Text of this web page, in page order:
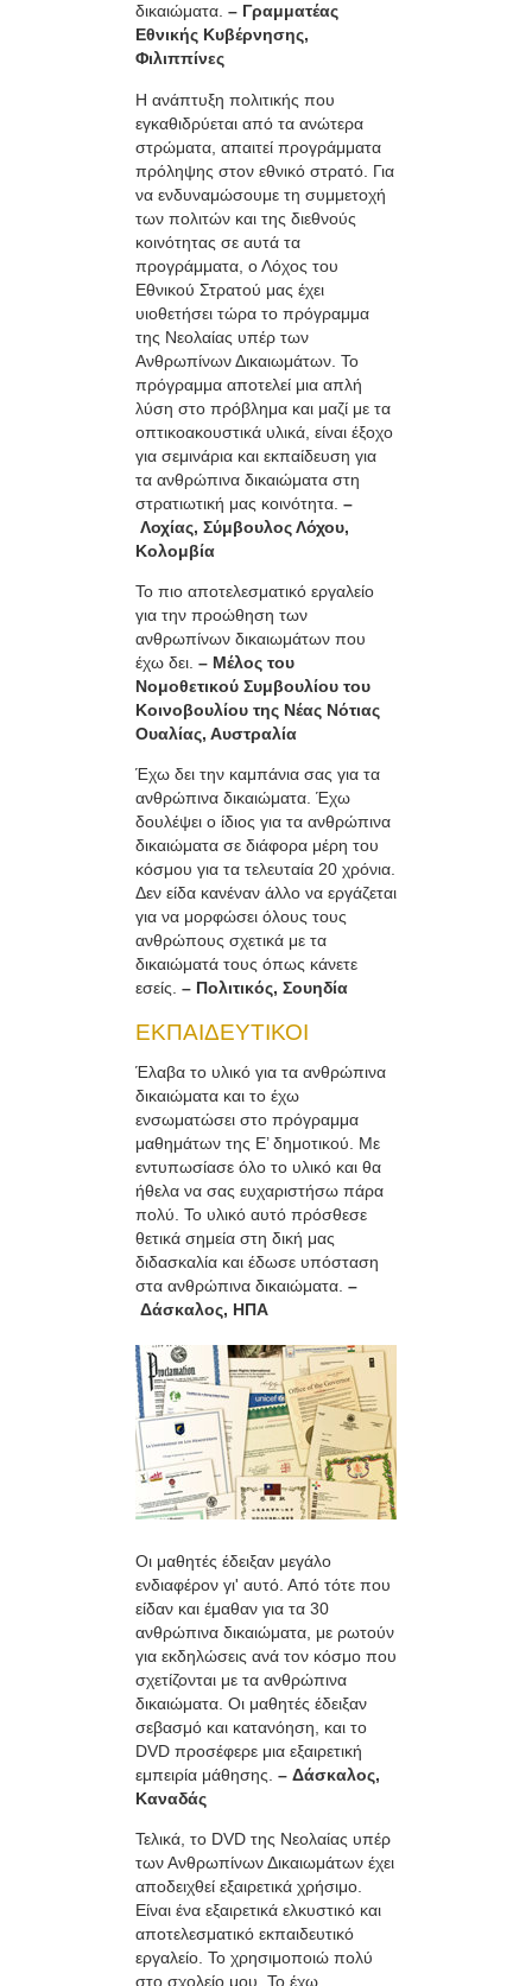
δικαιώματα. – Γραμματέας
Εθνικής Κυβέρνησης,
Φιλιππίνες
Η ανάπτυξη πολιτικής που
εγκαθιδρύεται από τα ανώτερα
στρώματα, απαιτεί προγράμματα
πρόληψης στον εθνικό στρατό. Για
να ενδυναμώσουμε τη συμμετοχή
των πολιτών και της διεθνούς
κοινότητας σε αυτά τα
προγράμματα, ο Λόχος του
Εθνικού Στρατού μας έχει
υιοθετήσει τώρα το πρόγραμμα
της Νεολαίας υπέρ των
Ανθρωπίνων Δικαιωμάτων. Το
πρόγραμμα αποτελεί μια απλή
λύση στο πρόβλημα και μαζί με τα
οπτικοακουστικά υλικά, είναι έξοχο
για σεμινάρια και εκπαίδευση για
τα ανθρώπινα δικαιώματα στη
στρατιωτική μας κοινότητα. –
Λοχίας, Σύμβουλος Λόχου,
Κολομβία
Το πιο αποτελεσματικό εργαλείο
για την προώθηση των
ανθρωπίνων δικαιωμάτων που
έχω δει. – Μέλος του
Νομοθετικού Συμβουλίου του
Κοινοβουλίου της Νέας Νότιας
Ουαλίας, Αυστραλία
Έχω δει την καμπάνια σας για τα
ανθρώπινα δικαιώματα. Έχω
δουλέψει ο ίδιος για τα ανθρώπινα
δικαιώματα σε διάφορα μέρη του
κόσμου για τα τελευταία 20 χρόνια.
Δεν είδα κανέναν άλλο να εργάζεται
για να μορφώσει όλους τους
ανθρώπους σχετικά με τα
δικαιώματά τους όπως κάνετε
εσείς. – Πολιτικός, Σουηδία
ΕΚΠΑΙΔΕΥΤΙΚΟΙ
Έλαβα το υλικό για τα ανθρώπινα
δικαιώματα και το έχω
ενσωματώσει στο πρόγραμμα
μαθημάτων της Ε’ δημοτικού. Με
εντυπωσίασε όλο το υλικό και θα
ήθελα να σας ευχαριστήσω πάρα
πολύ. Το υλικό αυτό πρόσθεσε
θετικά σημεία στη δική μας
διδασκαλία και έδωσε υπόσταση
στα ανθρώπινα δικαιώματα. –
Δάσκαλος, ΗΠΑ
Οι μαθητές έδειξαν μεγάλο
ενδιαφέρον γι' αυτό. Από τότε που
είδαν και έμαθαν για τα 30
ανθρώπινα δικαιώματα, με ρωτούν
για εκδηλώσεις ανά τον κόσμο που
σχετίζονται με τα ανθρώπινα
δικαιώματα. Οι μαθητές έδειξαν
σεβασμό και κατανόηση, και το
DVD προσέφερε μια εξαιρετική
εμπειρία μάθησης. – Δάσκαλος,
Καναδάς
Τελικά, το DVD της Νεολαίας υπέρ
των Ανθρωπίνων Δικαιωμάτων έχει
αποδειχθεί εξαιρετικά χρήσιμο.
Είναι ένα εξαιρετικά ελκυστικό και
αποτελεσματικό εκπαιδευτικό
εργαλείο. Το χρησιμοποιώ πολύ
στο σχολείο μου. Το έχω